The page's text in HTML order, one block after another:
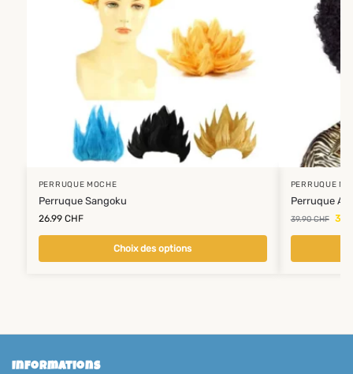
PERRUQUE MOCHE
Perruque Sangoku
26.99 CHF
Choix des options
PERRUQUE
Perruque
39.90CHF
Informations